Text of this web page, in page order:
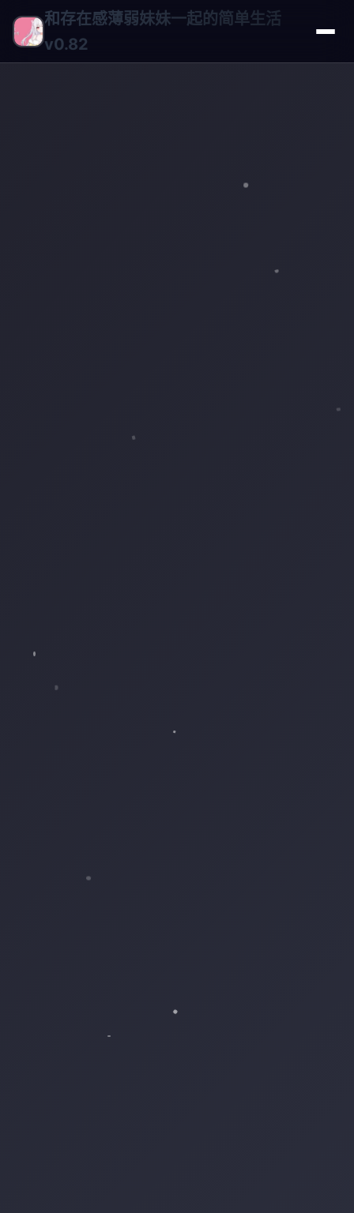
和存在感薄弱妹妹一起的简单生活
v0.82